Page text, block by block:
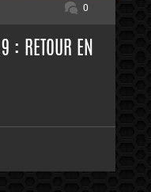
0
: RETOUR EN